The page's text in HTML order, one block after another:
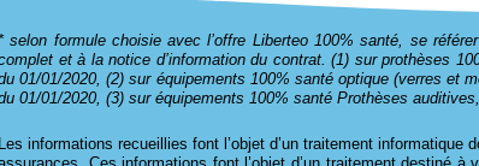
* selon formule choisie avec l’offre Liberteo 100% santé, se
et à la notice d’information du contrat. (1) sur prothèses
01/01/2020, (2) sur équipements 100% santé optique (verres et
01/01/2020, (3) sur équipements 100% santé Prothèses
Les informations recueillies font l’objet d’un traitement informatique